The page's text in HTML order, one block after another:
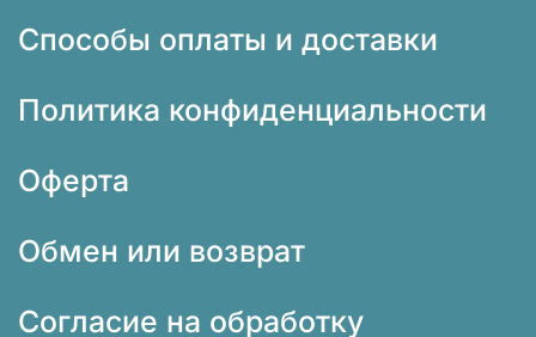
Способы оплаты и доставки
Политика конфиденциальности
Оферта
Обмен или возврат
Согласие на обработку